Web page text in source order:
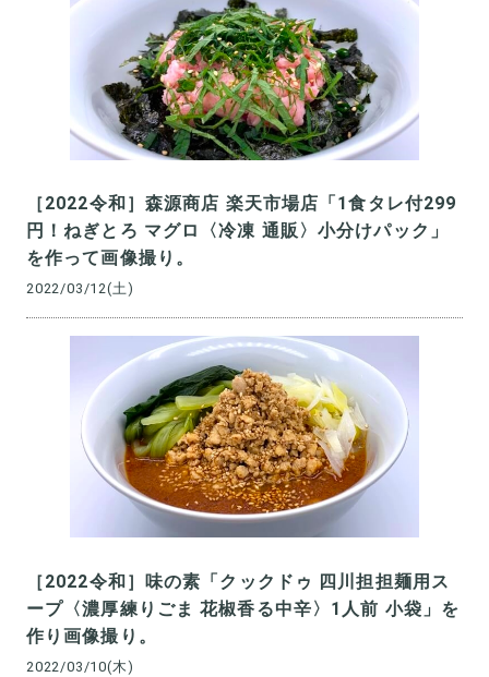
［2022令和］森源商店 楽天市場店「1食タレ付299
円！ねぎとろ マグロ〈冷凍 通販〉小分けパック」
を作って画像撮り。
2022/03/12(土)
［2022令和］味の素「クックドゥ 四川担担麺用ス
ープ〈濃厚練りごま 花椒香る中辛〉1人前 小袋」を
作り画像撮り。
2022/03/10(木)